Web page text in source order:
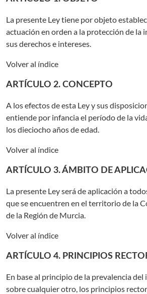
La presente Ley tiene por objeto
actuación en orden a la protección de la
sus derechos e intereses.
Volver al índice
ARTÍCULO 2. CONCEPTO
A los efectos de esta Ley y sus
entiende por infancia el período de la
los dieciocho años de edad.
Volver al índice
ARTÍCULO 3. ÁMBITO DE
La presente Ley será de aplicación a
que se encuentren en el territorio de la
de la Región de Murcia.
Volver al índice
ARTÍCULO 4. PRINCIPIOS
En base al principio de la prevalencia del
sobre cualquier otro, los principios